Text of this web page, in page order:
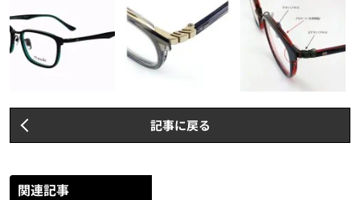
記事に戻る
関連記事